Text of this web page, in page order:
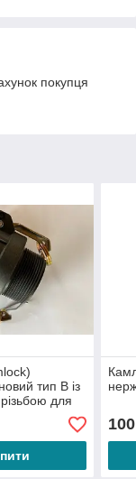
покупця
тип B із
для
100